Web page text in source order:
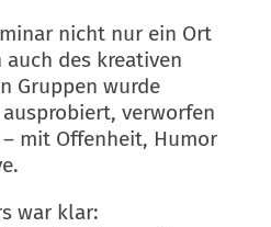
nicht nur ein Ort
des kreativen
Gruppen wurde
verworfen
mit Offenheit, Humor
war klar: